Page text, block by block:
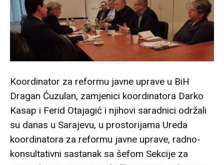
Koordinator za reformu javne uprave u BiH
Dragan Ćuzulan, zamjenici koordinatora Darko
Kasap i Ferid Otajagić i njihovi saradnici održali
su danas u Sarajevu, u prostorijama Ureda
koordinatora za reformu javne uprave, radno-
konsultativni sastanak sa šefom Sekcije za